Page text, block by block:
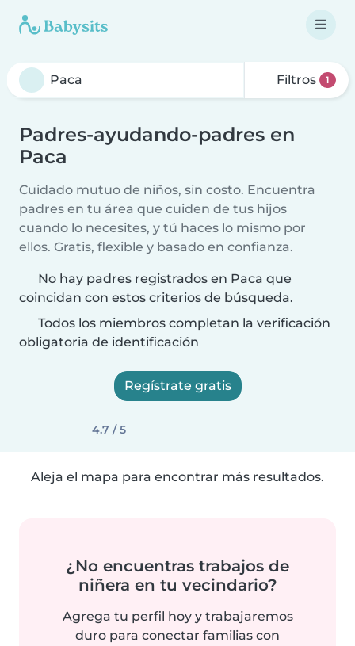
Filtros 1
Padres-ayudando-padres en
Paca
Cuidado mutuo de niños, sin costo. Encuentra
padres en tu área que cuiden de tus hijos
cuando lo necesites, y tú haces lo mismo por
ellos. Gratis, flexible y basado en confianza.
No hay padres registrados en Paca que
coincidan con estos criterios de búsqueda.
Todos los miembros completan la verificación
obligatoria de identificación
Regístrate gratis
4.7 / 5
Aleja el mapa para encontrar más resultados.
¿No encuentras trabajos de
niñera en tu vecindario?
Agrega tu perfil hoy y trabajaremos
duro para conectar familias con